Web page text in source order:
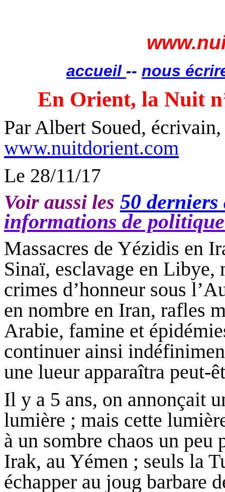
accueil -- nous
En Orient, la Nuit
Par Albert Soued,
www.nuitdorient.com
Le 28/11/17
Voir aussi les 50 derniers
informations de
Massacres de Yézidis en
Sinaï, esclavage en Libye,
crimes d’honneur sous
en nombre en Iran, rafles
Arabie, famine et
continuer ainsi
une lueur apparaîtra peut-
Il y a 5 ans, on annonçait
lumière ; mais cette
à un sombre chaos un
Irak, au Yémen ; seuls la
échapper au joug barbare